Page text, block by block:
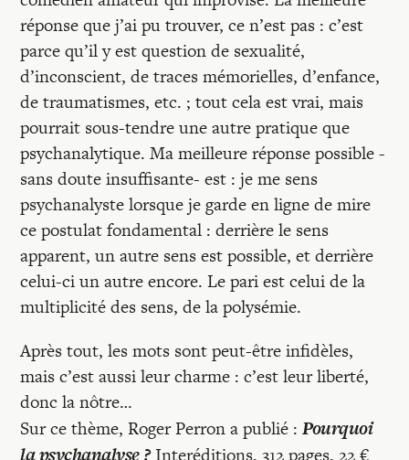
réponse que j’ai pu trouver, ce n’est pas : c’est
parce qu’il y est question de sexualité,
d’inconscient, de traces mémorielles, d’enfance,
de traumatismes, etc. ; tout cela est vrai, mais
pourrait sous-tendre une autre pratique que
psychanalytique. Ma meilleure réponse possible -
sans doute insuffisante- est : je me sens
psychanalyste lorsque je garde en ligne de mire
ce postulat fondamental : derrière le sens
apparent, un autre sens est possible, et derrière
celui-ci un autre encore. Le pari est celui de la
multiplicité des sens, de la polysémie.
Après tout, les mots sont peut-être infidèles,
mais c’est aussi leur charme : c’est leur liberté,
donc la nôtre…
Sur ce thème, Roger Perron a publié :Pourquoi
la psychanalyse ?Interéditions, 312 pages, 22 €